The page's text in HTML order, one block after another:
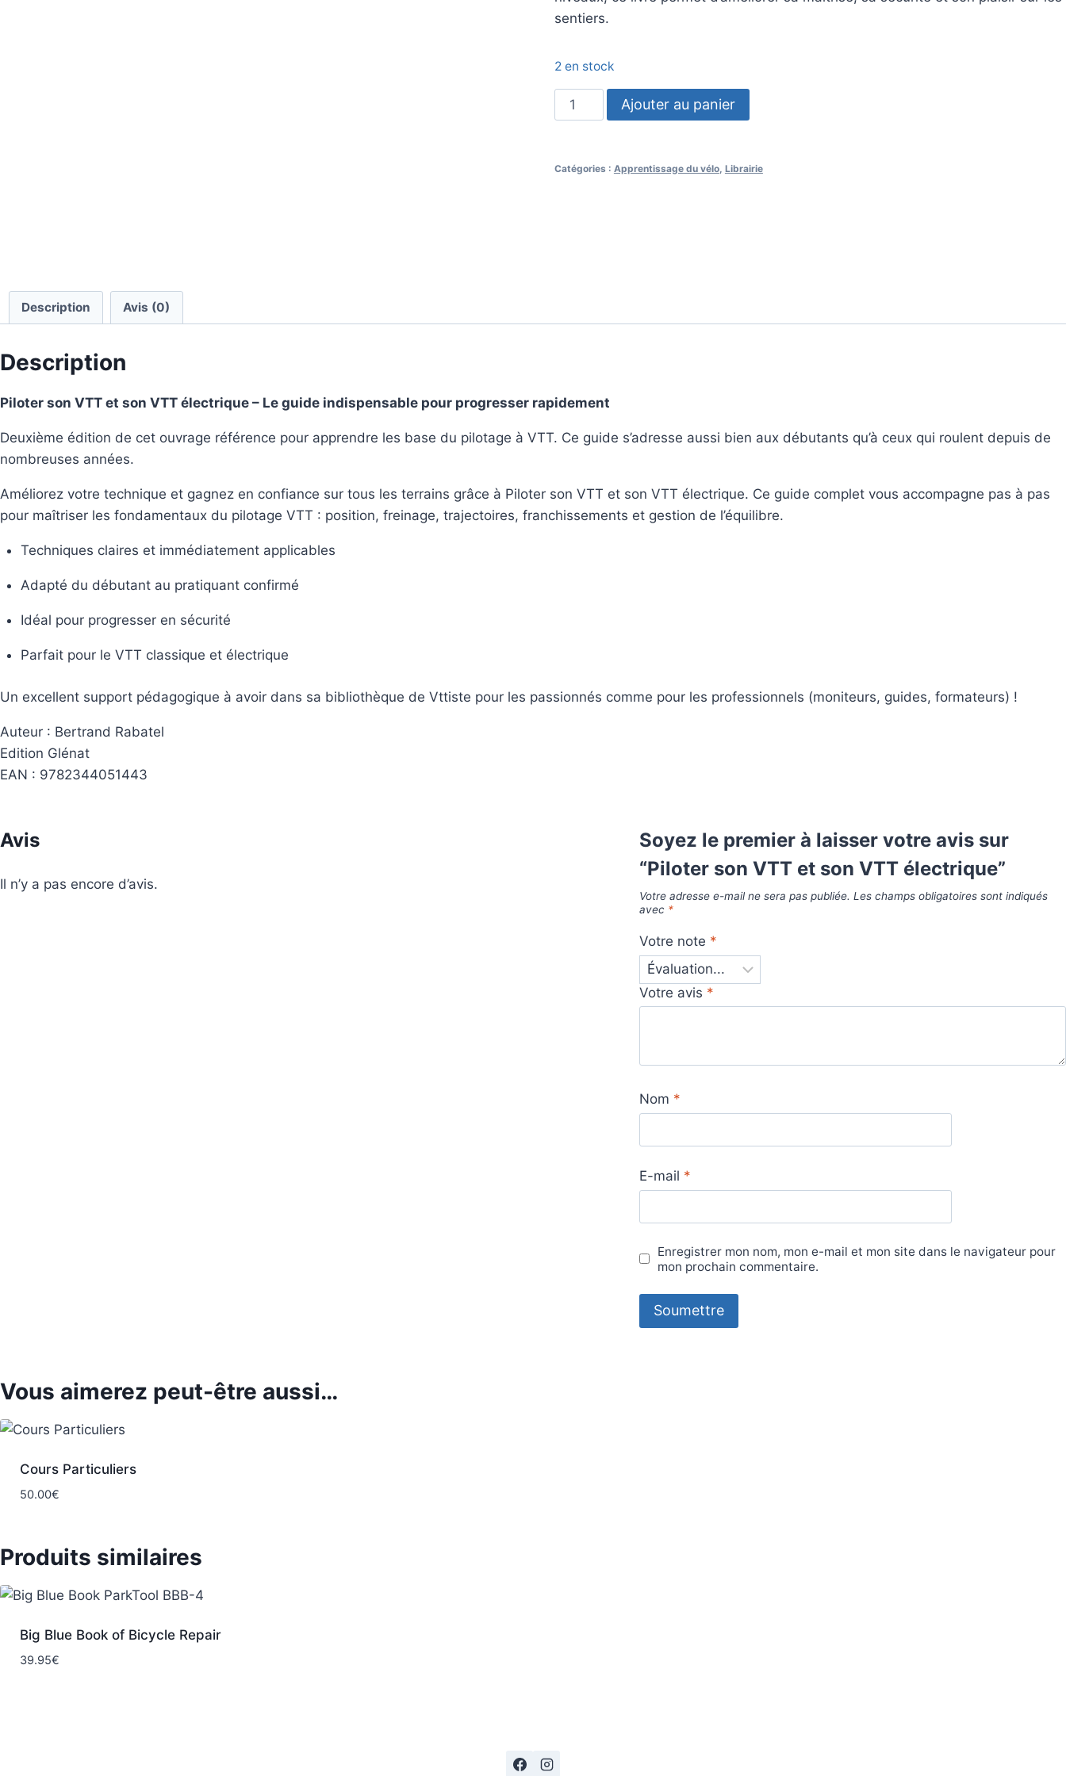
sentiers.
2 en stock
quantité
de
son
Ajouter au panier
Catégories : Apprentissage du vélo, Librairie
Description Avis (0)
Description
Piloter son VTT et son VTT électrique – Le guide indispensable pour progresser rapidement
Deuxième édition de cet ouvrage référence pour apprendre les base du pilotage à VTT. Ce guide s’adresse aussi bien aux débutants qu’à ceux qui roulent depuis de
nombreuses années.
Améliorez votre technique et gagnez en confiance sur tous les terrains grâce à Piloter son VTT et son VTT électrique. Ce guide complet vous accompagne pas à pas
pour maîtriser les fondamentaux du pilotage VTT : position, freinage, trajectoires, franchissements et gestion de l’équilibre.
Techniques claires et immédiatement applicables
Adapté du débutant au pratiquant confirmé
Idéal pour progresser en sécurité
Parfait pour le VTT classique et électrique
Un excellent support pédagogique à avoir dans sa bibliothèque de Vttiste pour les passionnés comme pour les professionnels (moniteurs, guides, formateurs) !
Auteur : Bertrand Rabatel
Edition Glénat
EAN : 9782344051443
Avis
Il n’y a pas encore d’avis.
Soyez le premier à laisser votre avis sur
“Piloter son VTT et son VTT électrique”
Votre adresse e-mail ne sera pas publiée. Les champs obligatoires sont indiqués
avec *
Votre note *
Votre avis *
Nom *
E-mail *
Enregistrer mon nom, mon e-mail et mon site dans le navigateur pour
mon prochain commentaire.
Vous aimerez peut-être aussi…
Cours Particuliers
50.00€
Produits similaires
Big Blue Book of Bicycle Repair
39.95€